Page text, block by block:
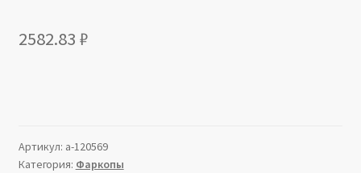
2582.83 ₽
Артикул: a-120569
Категория: Фаркопы